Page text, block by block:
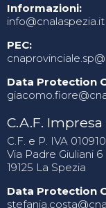
Informazioni:
info@cnalaspezia.it
PEC:
Data Protection
C.A.F.
C.F. e P. IVA
Via Padre Giuliani 6
19125 La Spezia
Data Protection